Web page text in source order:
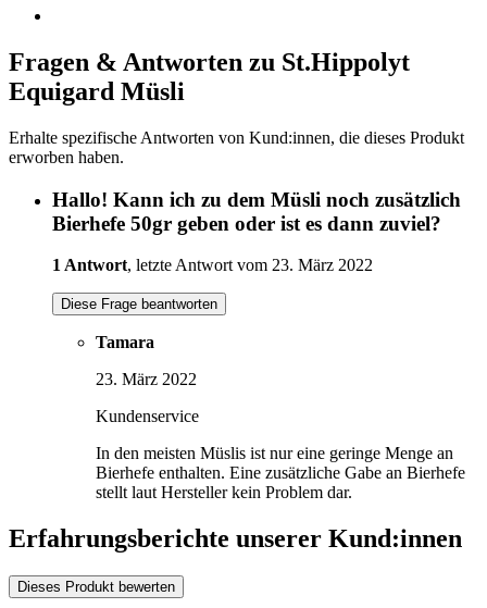
Fragen & Antworten zu St.Hippolyt
Equigard Müsli
Erhalte spezifische Antworten von Kund:innen, die dieses Produkt
erworben haben.
Hallo! Kann ich zu dem Müsli noch zusätzlich
Bierhefe 50gr geben oder ist es dann zuviel?
1 Antwort, letzte Antwort vom 23. März 2022
Diese Frage beantworten
Tamara
23. März 2022
Kundenservice
In den meisten Müslis ist nur eine geringe Menge an
Bierhefe enthalten. Eine zusätzliche Gabe an Bierhefe
stellt laut Hersteller kein Problem dar.
Erfahrungsberichte unserer Kund:innen
Dieses Produkt bewerten